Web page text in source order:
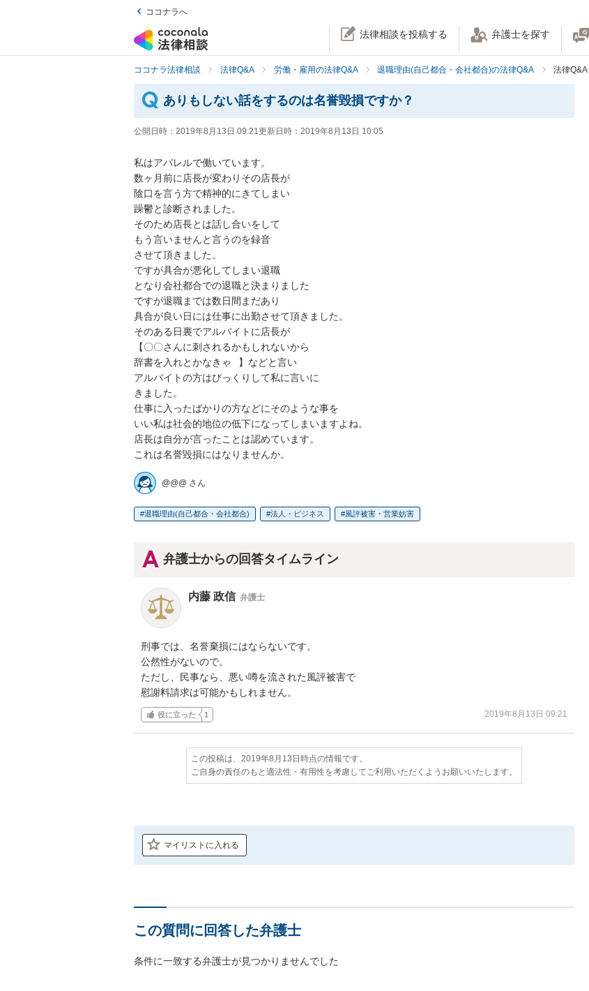
ココナラへ
法律相談を投稿する 弁護士を探す
ココナラ法律相談 法律Q&A 労働・雇用の法律Q&A 退職理由(自己都合・会社都合)の法律Q&A 法律
ありもしない話をするのは名誉毀損ですか？
公開日時： 2019年8月13日 09:21更新日時： 2019年8月13日 10:05
私はアパレルで働いています。
数ヶ月前に店長が変わりその店長が
陰口を言う方で精神的にきてしまい
躁鬱と診断されました。
そのため店長とは話し合いをして
もう言いませんと言うのを録音
させて頂きました。
ですが具合が悪化してしまい退職
となり会社都合での退職と決まりました
ですが退職までは数日間まだあり
具合が良い日には仕事に出勤させて頂きました。
そのある日裏でアルバイトに店長が
【〇〇さんに刺されるかもしれないから
辞書を入れとかなきゃ⠀】などと言い
アルバイトの方はびっくりして私に言いに
きました。
仕事に入ったばかりの方などにそのような事を
いい私は社会的地位の低下になってしまいますよね。
店長は自分が言ったことは認めています。
@@@ さん
退職理由(自己都合・会社都合) 法人・ビジネス 風評被害・営業妨害
弁護士からの回答タイムライン
内藤 政信 弁護士
刑事では、名誉棄損にはならないです。
公然性がないので。
ただし、民事なら、悪い噂を流された風評被害で
慰謝料請求は可能かもしれません。
役に立った 1 2019年8月13日 09:21
この投稿は、2019年8月13日時点の情報です。
ご自身の責任のもと適法性・有用性を考慮してご利用いただくようお願いいたします。
マイリストに入れる
この質問に回答した弁護士
条件に一致する弁護士が見つかりませんでした